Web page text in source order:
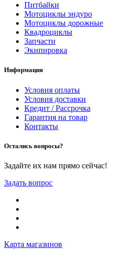
Питбайки
Мотоциклы эндуро
Мотоциклы дорожные
Квадроциклы
Запчасти
Экипировка
Информация
Условия оплаты
Условия доставки
Кредит / Рассрочка
Гарантия на товар
Контакты
Остались вопросы?
Задайте их нам прямо сейчас!
Задать вопрос
Карта магазинов